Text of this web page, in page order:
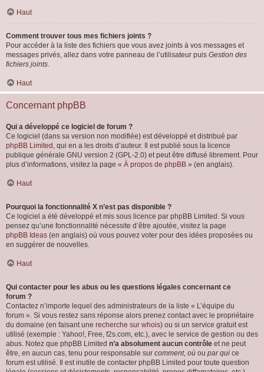
Haut
Comment trouver tous mes fichiers joints ?
Pour accéder à la liste des fichiers que vous avez joints à vos messages et
messages privés, allez dans votre panneau de l’utilisateur puis Gestion des
fichiers joints.
Haut
Concernant phpBB
Qui a développé ce logiciel de forum ?
Ce logiciel (dans sa version non modifiée) est développé et distribué par
phpBB Limited , qui en a les droits d’auteur. Il est publié sous la licence
publique générale GNU version 2 (GPL-2.0) et peut être diffusé librement. Pour
plus d’informations, visitez la page « À propos de phpBB » (en anglais).
Haut
Pourquoi la fonctionnalité X n’est pas disponible ?
Ce logiciel a été développé et mis sous licence par phpBB Limited. Si vous
pensez qu’une fonctionnalité nécessite d’être ajoutée, visitez la page
phpBB Ideas (en anglais) où vous pouvez voter pour des idées proposées ou
en suggérer de nouvelles.
Haut
Qui contacter pour les abus ou les questions légales concernant ce
forum ?
Contactez n’importe lequel des administrateurs de la liste « L’équipe du
forum ». Si vous restez sans réponse alors prenez contact avec le propriétaire
du domaine (en faisant une recherche sur whois) ou si un service gratuit est
utilisé (exemple : Yahoo!, Free, f2s.com, etc.), avec le service de gestion ou des
abus. Notez que phpBB Limited n’a absolument aucun contrôle et ne peut
être, en aucun cas, tenu pour responsable sur comment, où ou par qui ce
forum est utilisé. Il est inutile de contacter phpBB Limited pour toute question